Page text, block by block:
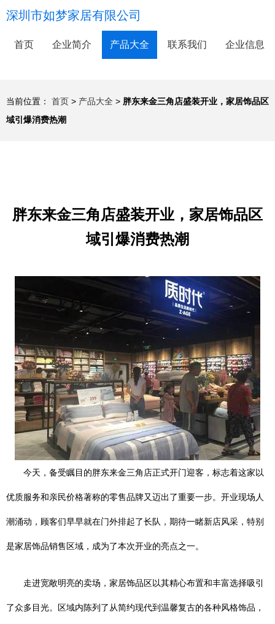
深圳市如梦家居有限公司
首页 企业简介 产品大全 联系我们 企业信息
当前位置： 首页 > 产品大全 > 胖东来金三角店盛装开业，家居饰品区
域引爆消费热潮
胖东来金三角店盛装开业，家居饰品区
域引爆消费热潮
今天，备受瞩目的胖东来金三角店正式开门迎客，标志着这家以
优质服务和亲民价格著称的零售品牌又迈出了重要一步。开业现场人
潮涌动，顾客们早早就在门外排起了长队，期待一睹新店风采，特别
是家居饰品销售区域，成为了本次开业的亮点之一。
走进宽敞明亮的卖场，家居饰品区以其精心布置和丰富选择吸引
了众多目光。区域内陈列了从简约现代到温馨复古的各种风格饰品，